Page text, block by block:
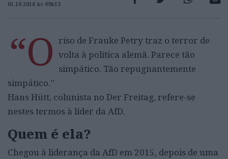
01.10.2016 às 09h13
“O riso de Frauke Petry traz o terror de
volta à política alemã. Parece tão
simpático. Tão repugnantemente
simpático.”
Hans Hütt, colunista no Der Freitag, refere-se
nestes termos à líder da AfD.
Quem é ela?
Chegou à liderança da AfD em 2015, depois de uma